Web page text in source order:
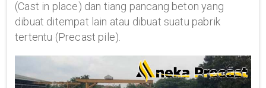
(Cast in place) dan tiang pancang beton yang
dibuat ditempat lain atau dibuat suatu pabrik
tertentu (Precast pile).